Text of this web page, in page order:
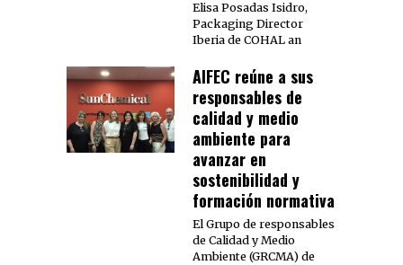
Elisa Posadas Isidro,
Packaging Director
Iberia de COHAL an
AIFEC reúne a sus
responsables de
calidad y medio
ambiente para
avanzar en
sostenibilidad y
formación normativa
El Grupo de responsables
de Calidad y Medio
Ambiente (GRCMA) de